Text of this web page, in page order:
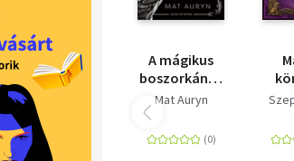
A mágikus
boszorkány -
93 gyakorlat a
meditáció,
mágia,
manifesztáció
Mat Auryn